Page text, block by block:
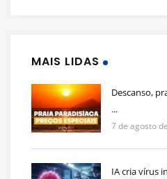
MAIS LIDAS
Descanso,
...
7 de agosto
IA cria vírus